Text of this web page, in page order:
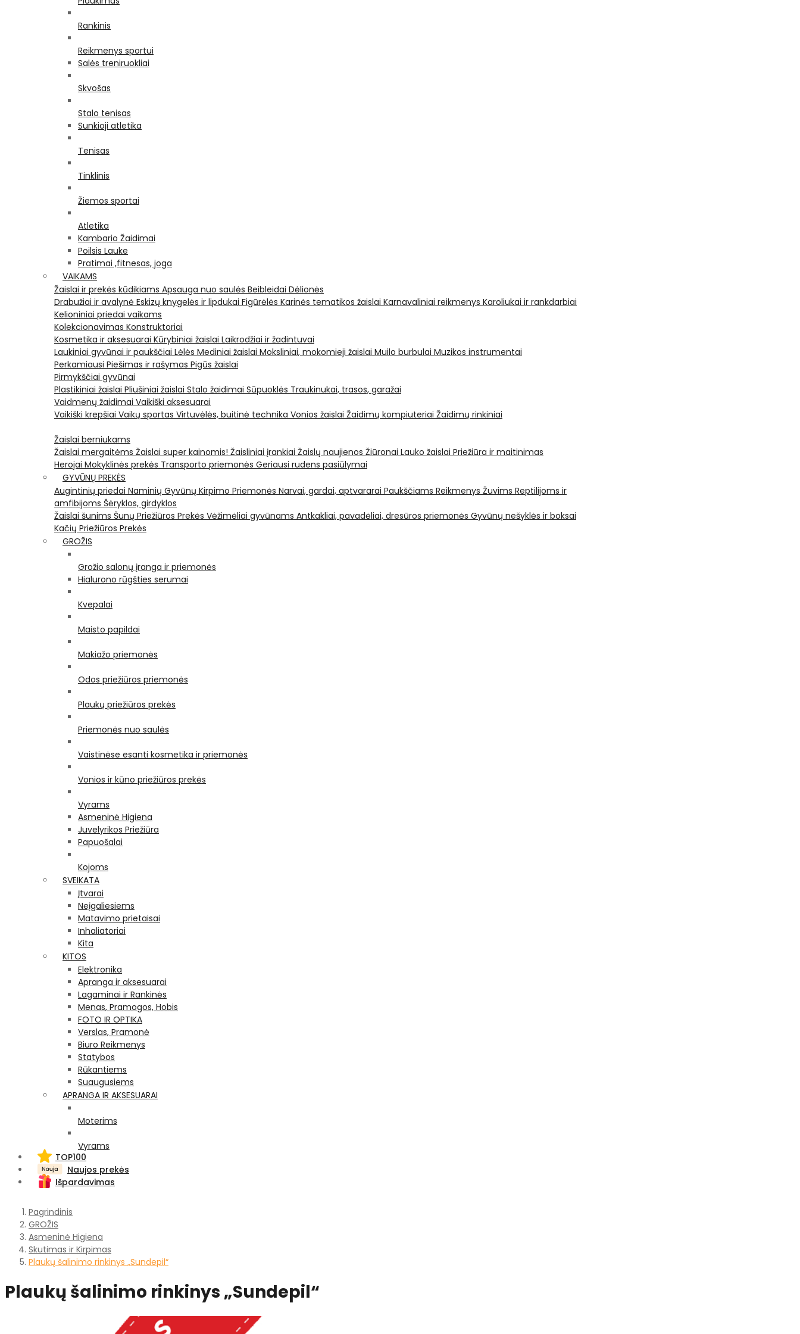
Rankinis
Reikmenys sportui
Salės treniruokliai
Skvošas
Stalo tenisas
Sunkioji atletika
Tenisas
Tinklinis
Žiemos sportai
Atletika
Kambario Žaidimai
Poilsis Lauke
Pratimai ,fitnesas, joga
VAIKAMS
Žaislai ir prekės kūdikiams Apsauga nuo saulės Beibleidai Dėlionės
Drabužiai ir avalynė Eskizų knygelės ir lipdukai Figūrėlės Karinės tematikos žaislai Karnavaliniai reikmenys Karoliukai ir rankdarbiai
Kelioniniai priedai vaikams
Kolekcionavimas Konstruktoriai
Kosmetika ir aksesuarai Kūrybiniai žaislai Laikrodžiai ir žadintuvai
Laukiniai gyvūnai ir paukščiai Lėlės Mediniai žaislai Moksliniai, mokomieji žaislai Muilo burbulai Muzikos instrumentai
Perkamiausi Piešimas ir rašymas Pigūs žaislai
Pirmykščiai gyvūnai
Plastikiniai žaislai Pliušiniai žaislai Stalo žaidimai Sūpuoklės Traukinukai, trasos, garažai
Vaidmenų žaidimai Vaikiški aksesuarai
Vaikiški krepšiai Vaikų sportas Virtuvėlės, buitinė technika Vonios žaislai Žaidimų kompiuteriai Žaidimų rinkiniai
Žaislai berniukams
Žaislai mergaitėms Žaislai super kainomis! Žaisliniai įrankiai Žaislų naujienos Žiūronai Lauko žaislai Priežiūra ir maitinimas
Herojai Mokyklinės prekės Transporto priemonės Geriausi rudens pasiūlymai
GYVŪNŲ PREKĖS
Augintinių priedai Naminių Gyvūnų Kirpimo Priemonės Narvai, gardai, aptvararai Paukščiams Reikmenys Žuvims Reptilijoms ir
amfibijoms Šėryklos, girdyklos
Žaislai šunims Šunų Priežiūros Prekės Vėžimėliai gyvūnams Antkakliai, pavadėliai, dresūros priemonės Gyvūnų nešyklės ir boksai
Kačių Priežiūros Prekės
GROŽIS
Grožio salonų įranga ir priemonės
Hialurono rūgšties serumai
Kvepalai
Maisto papildai
Makiažo priemonės
Odos priežiūros priemonės
Plaukų priežiūros prekės
Priemonės nuo saulės
Vaistinėse esanti kosmetika ir priemonės
Vonios ir kūno priežiūros prekės
Vyrams
Asmeninė Higiena
Juvelyrikos Priežiūra
Papuošalai
Kojoms
SVEIKATA
Įtvarai
Neįgaliesiems
Matavimo prietaisai
Inhaliatoriai
Kita
KITOS
Elektronika
Apranga ir aksesuarai
Lagaminai ir Rankinės
Menas, Pramogos, Hobis
FOTO IR OPTIKA
Verslas, Pramonė
Biuro Reikmenys
Statybos
Rūkantiems
Suaugusiems
APRANGA IR AKSESUARAI
Moterims
Vyrams
TOP100
Naujos prekės
Išpardavimas
Pagrindinis
GROŽIS
Asmeninė Higiena
Skutimas ir Kirpimas
Plaukų šalinimo rinkinys „Sundepil“
Plaukų šalinimo rinkinys „Sundepil“